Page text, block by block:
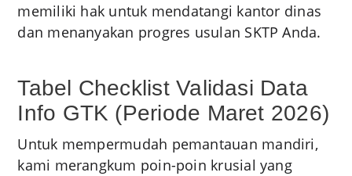
memiliki hak untuk mendatangi kantor dinas
dan menanyakan progres usulan SKTP Anda.
Tabel Checklist Validasi Data
Info GTK (Periode Maret 2026)
Untuk mempermudah pemantauan mandiri,
kami merangkum poin-poin krusial yang